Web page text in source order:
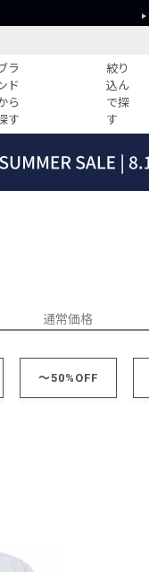
ラ
ド
ら
す
絞り
込ん
で探
す
の記事
記事ランキング
クリーコーデ
通常価格
～50%OFF